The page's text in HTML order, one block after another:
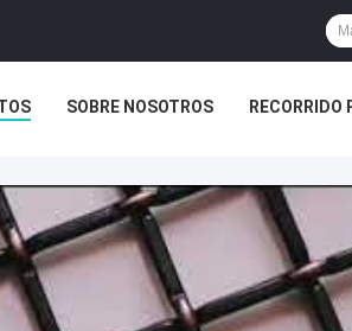
SOBRE NOSOTROS RECORRIDO